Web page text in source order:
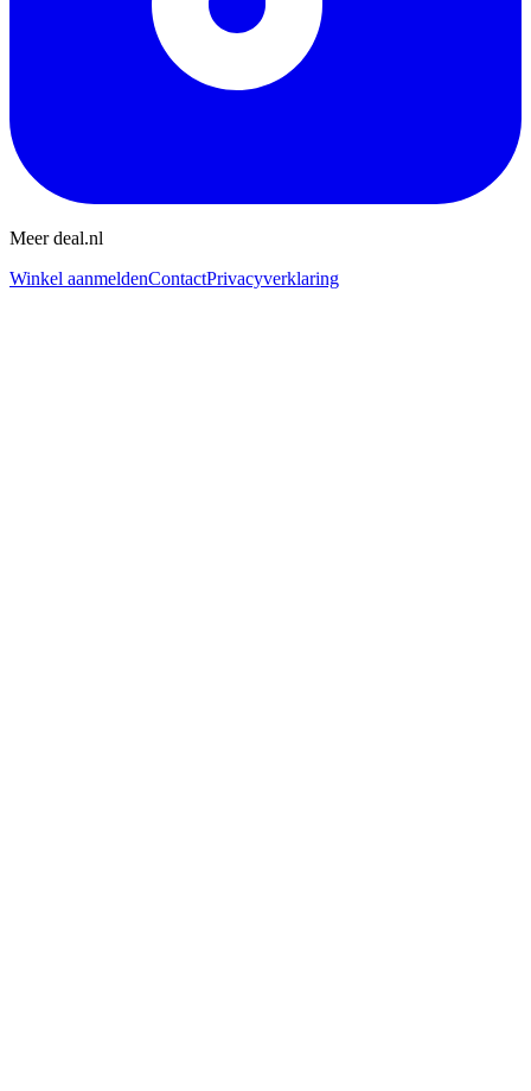
Meer deal.nl
Winkel aanmeldenContactPrivacyverklaring